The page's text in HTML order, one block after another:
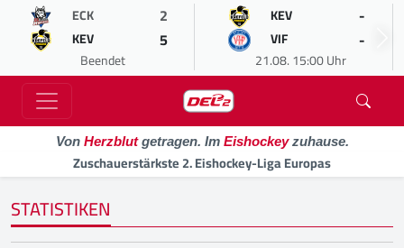
ECK 2
KEV 5
Beendet
KEV -
VIF -
21.08. 15:00 Uhr
Von Herzblutgetragen. Im Eishockeyzuhause.
Zuschauerstärkste 2. Eishockey-Liga Europas
STATISTIKEN